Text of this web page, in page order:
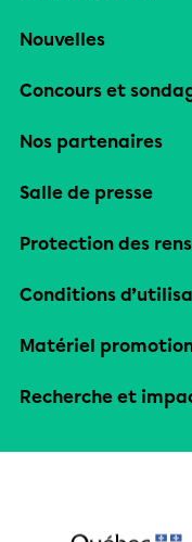
Nouvelles
Concours et
Nos partenaires
Salle de presse
Protection des
Conditions
Matériel
Recherche et